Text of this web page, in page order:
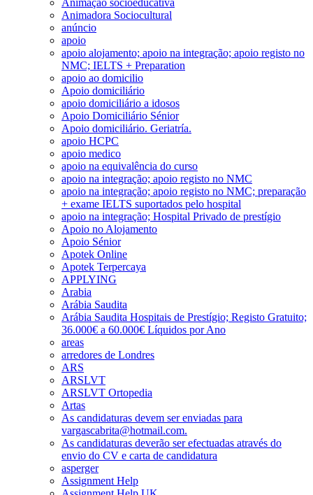
Animadora Sociocultural
anúncio
apoio
apoio alojamento; apoio na integração; apoio registo no
NMC; IELTS + Preparation
apoio ao domicilio
Apoio domiciliário
apoio domiciliário a idosos
Apoio Domiciliário Sénior
Apoio domiciliário. Geriatría.
apoio HCPC
apoio medico
apoio na equivalência do curso
apoio na integração; apoio registo no NMC
apoio na integração; apoio registo no NMC; preparação
+ exame IELTS suportados pelo hospital
apoio na integração; Hospital Privado de prestígio
Apoio no Alojamento
Apoio Sénior
Apotek Online
Apotek Terpercaya
APPLYING
Arabia
Arábia Saudita
Arábia Saudita Hospitais de Prestígio; Registo Gratuito;
36.000€ a 60.000€ Líquidos por Ano
areas
arredores de Londres
ARS
ARSLVT
ARSLVT Ortopedia
Artas
As candidaturas devem ser enviadas para
vargascabrita@hotmail.com.
As candidaturas deverão ser efectuadas através do
envio do CV e carta de candidatura
asperger
Assignment Help